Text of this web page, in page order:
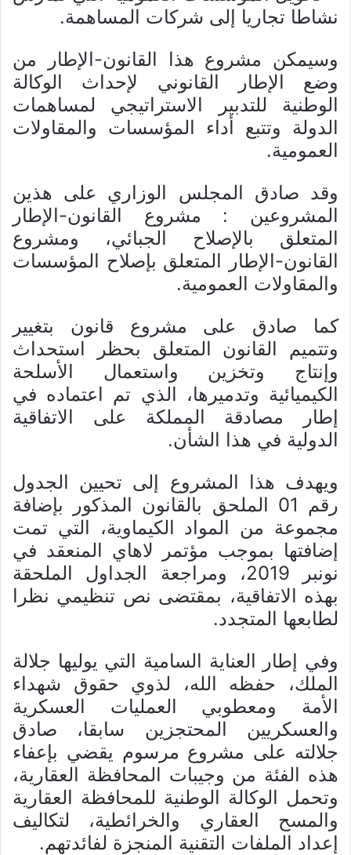
نشاطا تجاريا إلى شركات المساهمة.
وسيمكن مشروع هذا القانون-الإطار من
وضع الإطار القانوني لإحداث الوكالة
الوطنية للتدبير الاستراتيجي لمساهمات
الدولة وتتبع أداء المؤسسات والمقاولات
العمومية.
وقد صادق المجلس الوزاري على هذين
المشروعين : مشروع القانون-الإطار
المتعلق بالإصلاح الجبائي، ومشروع
القانون-الإطار المتعلق بإصلاح المؤسسات
والمقاولات العمومية.
كما صادق على مشروع قانون بتغيير
وتتميم القانون المتعلق بحظر استحداث
وإنتاج وتخزين واستعمال الأسلحة
الكيميائية وتدميرها، الذي تم اعتماده في
إطار مصادقة المملكة على الاتفاقية
الدولية في هذا الشأن.
ويهدف هذا المشروع إلى تحيين الجدول
رقم 01 الملحق بالقانون المذكور بإضافة
مجموعة من المواد الكيماوية، التي تمت
إضافتها بموجب مؤتمر لاهاي المنعقد في
نونبر 2019، ومراجعة الجداول الملحقة
بهذه الاتفاقية، بمقتضى نص تنظيمي نظرا
لطابعها المتجدد.
وفي إطار العناية السامية التي يوليها جلالة
الملك، حفظه الله، لذوي حقوق شهداء
الأمة ومعطوبي العمليات العسكرية
والعسكريين المحتجزين سابقا، صادق
جلالته على مشروع مرسوم يقضي بإعفاء
هذه الفئة من وجيبات المحافظة العقارية،
وتحمل الوكالة الوطنية للمحافظة العقارية
والمسح العقاري والخرائطية، لتكاليف
إعداد الملفات التقنية المنجزة لفائدتهم.